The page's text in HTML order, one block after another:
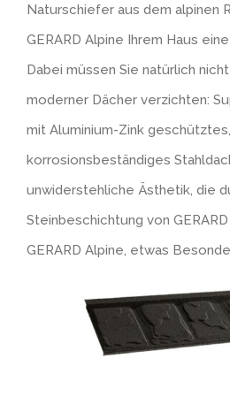
Klinkerstruktur NBII
Bogenschnittstruktur
Bruchsteinstruktur
Klinkerstruktur ZBII
Holzstruktur
Putzstruktur
Naturschiefer aus dem alpinen
GERARD Alpine Ihrem Haus
Dabei müssen Sie natürlich
moderner Dächer verzichten:
mit Aluminium-Zink geschütztes,
korrosionsbeständiges
unwiderstehliche Ästhetik, die
Steinbeschichtung von
GERARD Alpine, etwas